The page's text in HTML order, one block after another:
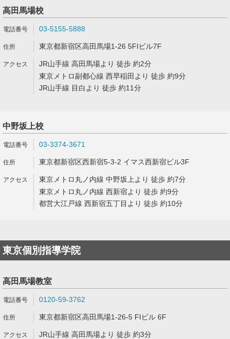
高田馬場校
03-5155-5888
東京都新宿区高田馬場1-26 5FIビル7F
JR山手線 高田馬場より 徒歩 約2分
東京メトロ副都心線 西早稲田より 徒歩 約9分
JR山手線 目白より 徒歩 約11分
中野坂上校
03-3374-3671
東京都新宿区西新宿5-3-2 イマス西新宿ビル3F
東京メトロ丸ノ内線 中野坂上より 徒歩 約7分
東京メトロ丸ノ内線 西新宿より 徒歩 約9分
都営大江戸線 西新宿五丁目より 徒歩 約10分
東京個別指導学院
高田馬場教室
0120-59-3762
東京都新宿区高田馬場1-26-5 FIビル 6F
JR山手線 高田馬場より 徒歩 約3分